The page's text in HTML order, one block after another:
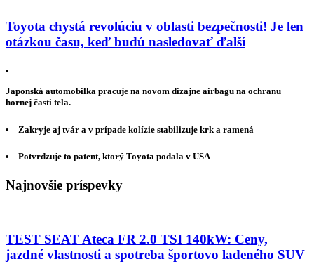
Toyota chystá revolúciu v oblasti bezpečnosti! Je len
otázkou času, keď budú nasledovať ďalší
Japonská automobilka pracuje na novom dizajne airbagu na ochranu
hornej časti tela.
Zakryje aj tvár a v prípade kolízie stabilizuje krk a ramená
Potvrdzuje to patent, ktorý Toyota podala v USA
Najnovšie príspevky
TEST SEAT Ateca FR 2.0 TSI 140kW: Ceny,
jazdné vlastnosti a spotreba športovo ladeného SUV